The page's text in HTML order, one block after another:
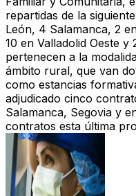
repartidas de la
León, 4 Salamanca, 2
10 en Valladolid Oeste y
pertenecen a la
ámbito rural, que van
como estancias
adjudicado cinco
Salamanca, Segovia y
contratos esta última